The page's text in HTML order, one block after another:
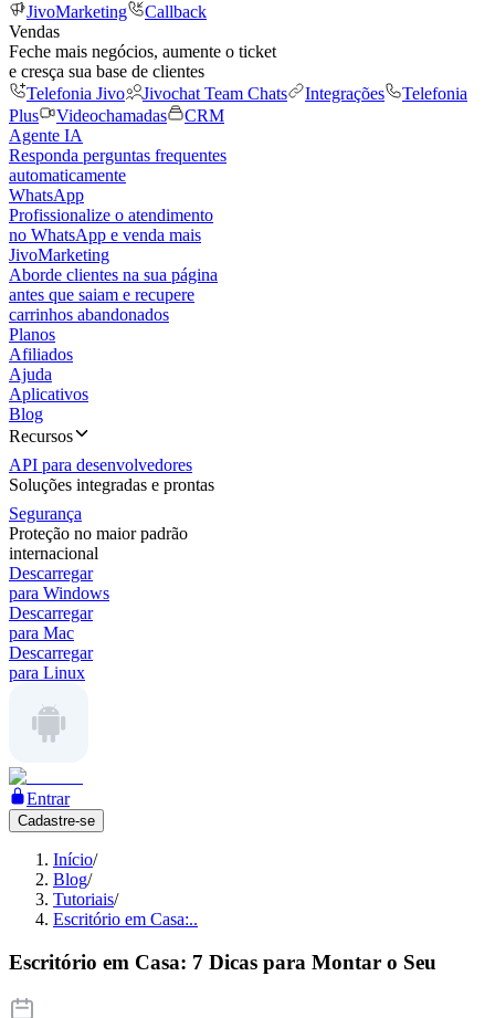
JivoMarketing
Callback
Vendas
Feche mais negócios, aumente o ticket
e cresça sua base de clientes
Telefonia Jivo
Jivochat Team Chats Integrações
Telefonia
Plus
Videochamadas
CRM
Agente IA
Responda perguntas frequentes
automaticamente
WhatsApp
Profissionalize o atendimento
no WhatsApp e venda mais
JivoMarketing
Aborde clientes na sua página
antes que saiam e recupere
carrinhos abandonados
Planos
Afiliados
Ajuda
Aplicativos
Blog
Recursos
API para desenvolvedores
Soluções integradas e prontas
Segurança
Proteção no maior padrão
internacional
Descarregar
para Windows
Descarregar
para Mac
Descarregar
para Linux
Entrar
Cadastre-se
Início/
Blog/
Tutoriais/
Escritório em Casa:..
Escritório em Casa: 7 Dicas para Montar o Seu